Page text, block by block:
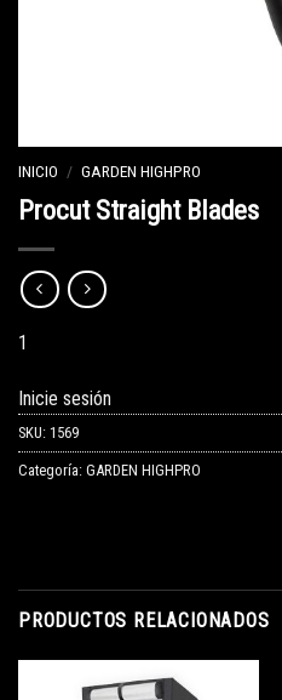
INICIO / GARDEN HIGHPRO
Procut Straight Blades
1
Inicie sesión
SKU: 1569
Categoría: GARDEN HIGHPRO
PRODUCTOS RELACIONADOS